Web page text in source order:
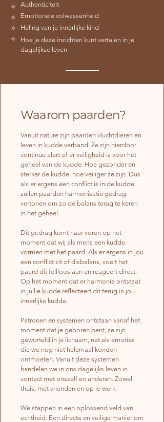
✧
✧
✧
✧
Authenticiteit
Emotionele volwassenheid
Heling van je innerlijke kind
Hoe je deze inzichten kunt vertalen in je
dagelijkse leven
Waarom paarden?
Vanuit nature zijn paarden vluchtdieren en
leven in kudde verband. Ze zijn hierdoor
continue alert of er veiligheid is voor het
geheel van de kudde. Hoe gezonder en
sterker de kudde, hoe veiliger ze zijn. Dus
als er ergens een conflict is in de kudde,
zullen paarden harmonisatie gedrag
vertonen om zo de balans terug te keren
in het geheel.
Dit gedrag komt naar voren op het
moment dat wij als mens een kudde
vormen met het paard. Als er ergens in jou
een conflict zit of disbalans, voelt het
paard dit feilloos aan en reageert direct.
Op het moment dat er harmonie ontstaat
in jullie kudde reflecteert dit terug in jou
innerlijke kudde.
Patronen en systemen ontstaan vanaf het
moment dat je geboren bent, ze zijn
geworteld in je lichaam, net als emoties
die we nog niet helemaal konden
ontmoeten. Vanuit deze systemen
handelen we in ons dagelijks leven in
contact met onszelf en anderen. Zowel
thuis, met vrienden en op je werk.
We stappen in een oplossend veld van
echtheid. Een directe en veilige manier om